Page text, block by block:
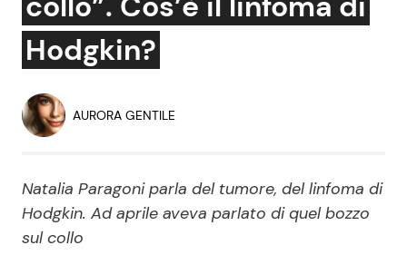
Dal Mondo
Economia
Persone Scomparse
Politica Reality e Talent
Hodgkin?
AURORA GENTILE
Natalia Paragoni parla del tumore, del linfoma di
Hodgkin. Ad aprile aveva parlato di quel bozzo
sul collo